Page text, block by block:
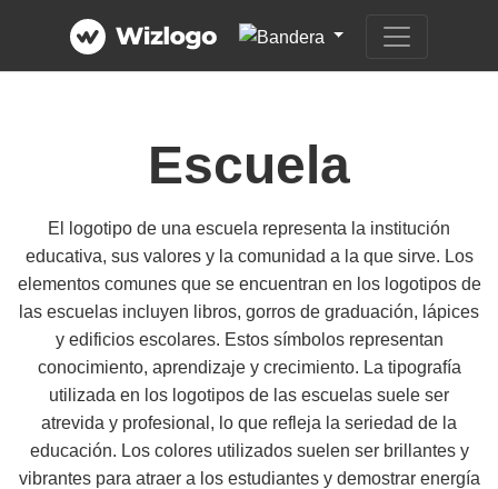
Escuela
El logotipo de una escuela representa la institución
educativa, sus valores y la comunidad a la que sirve. Los
elementos comunes que se encuentran en los logotipos de
las escuelas incluyen libros, gorros de graduación, lápices
y edificios escolares. Estos símbolos representan
conocimiento, aprendizaje y crecimiento. La tipografía
utilizada en los logotipos de las escuelas suele ser
atrevida y profesional, lo que refleja la seriedad de la
educación. Los colores utilizados suelen ser brillantes y
vibrantes para atraer a los estudiantes y demostrar energía